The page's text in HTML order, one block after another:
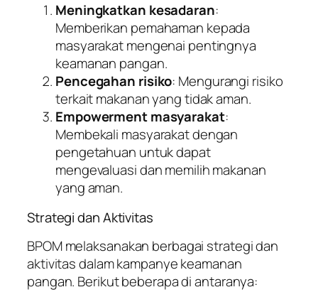
Meningkatkan kesadaran:
Memberikan pemahaman kepada
masyarakat mengenai pentingnya
keamanan pangan.
Pencegahan risiko: Mengurangi risiko
terkait makanan yang tidak aman.
Empowerment masyarakat:
Membekali masyarakat dengan
pengetahuan untuk dapat
mengevaluasi dan memilih makanan
yang aman.
Strategi dan Aktivitas
BPOM melaksanakan berbagai strategi dan
aktivitas dalam kampanye keamanan
pangan. Berikut beberapa di antaranya: